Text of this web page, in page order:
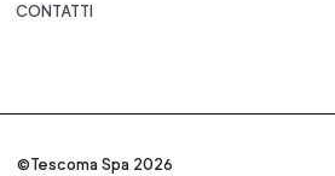
CONTATTI
©Tescoma Spa 2026